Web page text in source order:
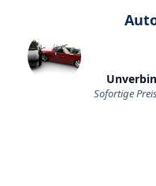
Sofortige